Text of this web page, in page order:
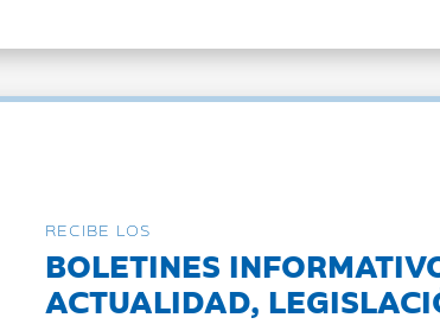
RECIBE LOS
BOLETINES
ACTUALIDAD,